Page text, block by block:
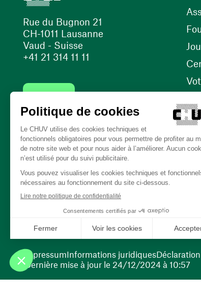
Rue du Bugnon 21
CH-1011 Lausanne
Vaud - Suisse
+41 21 314 11 11
(ouvre une nouvelle fenêtre)
(ouvre une nouvelle
Dernière mise à jour le 24/12/2024 à 10:57
ImpressumInformations juridiques